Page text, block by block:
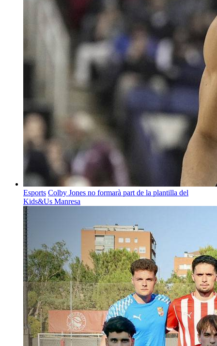
Esports Colby Jones no formarà part de la plantilla del
Kids&Us Manresa